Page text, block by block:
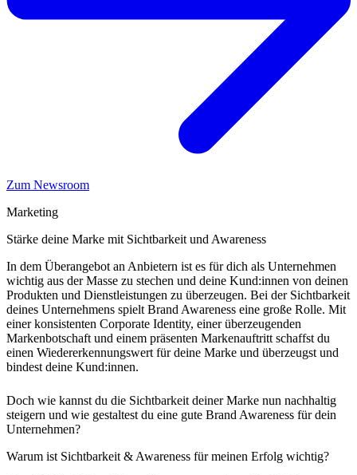
Zum Newsroom
Marketing
Stärke deine Marke mit Sichtbarkeit und Awareness
In dem Überangebot an Anbietern ist es für dich als Unternehmen
wichtig aus der Masse zu stechen und deine Kund:innen von deinen
Produkten und Dienstleistungen zu überzeugen. Bei der Sichtbarkeit
deines Unternehmens spielt Brand Awareness eine große Rolle. Mit
einer konsistenten Corporate Identity, einer überzeugenden
Markenbotschaft und einem präsenten Markenauftritt schaffst du
einen Wiedererkennungswert für deine Marke und überzeugst und
bindest deine Kund:innen.
Doch wie kannst du die Sichtbarkeit deiner Marke nun nachhaltig
steigern und wie gestaltest du eine gute Brand Awareness für dein
Unternehmen?
Warum ist Sichtbarkeit & Awareness für meinen Erfolg wichtig?